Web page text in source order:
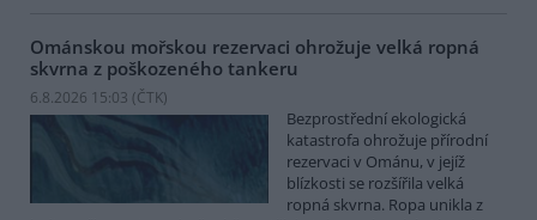
Ománskou mořskou rezervaci ohrožuje velká ropná
skvrna z poškozeného tankeru
6.8.2026 15:03 (ČTK)
Bezprostřední ekologická
katastrofa ohrožuje přírodní
rezervaci v Ománu, v jejíž
blízkosti se rozšířila velká
ropná skvrna. Ropa unikla z